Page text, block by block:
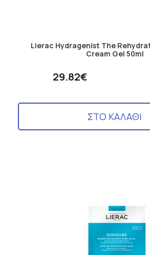
Lierac Hydragenist The
Cream Gel 50ml
29.82€
ΣΤΟ ΚΑΛΑΘΙ